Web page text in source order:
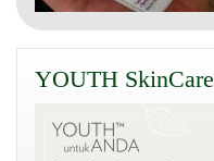
YOUTH SkinCare